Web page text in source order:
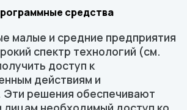
средства
малые и средние предприятия
спектр технологий (см.
доступ к
действиям и
решения обеспечивают